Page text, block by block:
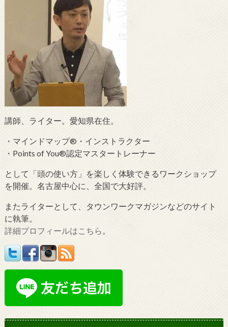
講師、ライター。愛知県在住。
・マインドマップ®・インストラクター
・Points of You®認定マスタートレーナー
として「頭の使い方」を楽しく体験できるワークショップ
を開催。名古屋中心に、全国で大好評。
またライターとして、タウンワークマガジンなどのサイト
に執筆。
詳細プロフィールはこちら 。